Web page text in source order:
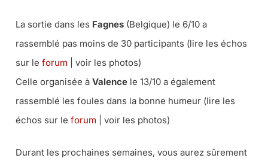
La sortie dans les Fagnes (Belgique) le 6/10 a
rassemblé pas moins de 30 participants (lire les échos
sur le forum | voir les photos)
Celle organisée à Valence le 13/10 a également
rassemblé les foules dans la bonne humeur (lire les
échos sur le forum | voir les photos)
Durant les prochaines semaines, vous aurez sûrement